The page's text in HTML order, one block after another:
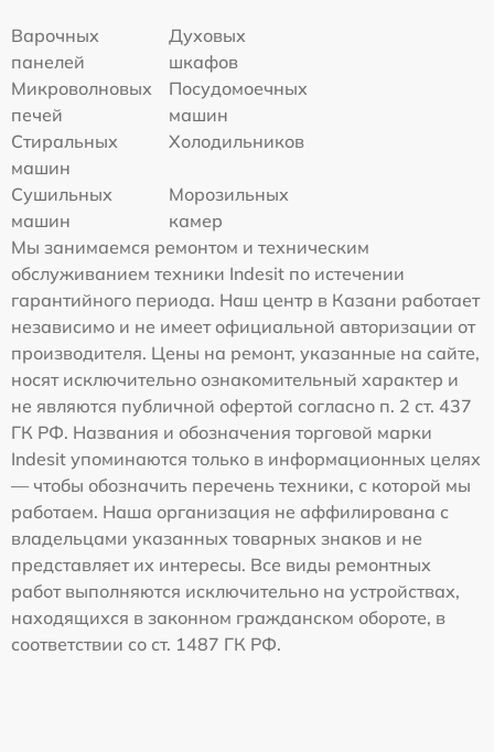
Варочных
панелей
Духовых
шкафов
Микроволновых
печей
Посудомоечных
машин
Стиральных
машин
Холодильников
Сушильных
машин
Морозильных
камер
Мы занимаемся ремонтом и техническим
обслуживанием техники Indesit по истечении
гарантийного периода. Наш центр в Казани работает
независимо и не имеет официальной авторизации от
производителя. Цены на ремонт, указанные на сайте,
носят исключительно ознакомительный характер и
не являются публичной офертой согласно п. 2 ст. 437
ГК РФ. Названия и обозначения торговой марки
Indesit упоминаются только в информационных целях
— чтобы обозначить перечень техники, с которой мы
работаем. Наша организация не аффилирована с
владельцами указанных товарных знаков и не
представляет их интересы. Все виды ремонтных
работ выполняются исключительно на устройствах,
находящихся в законном гражданском обороте, в
соответствии со ст. 1487 ГК РФ.